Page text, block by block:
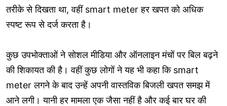
तरीके से दिखता था, वहीं smart meter हर खपत को अधिक
स्पष्ट रूप से दर्ज करता है।
कुछ उपभोक्ताओं ने सोशल मीडिया और ऑनलाइन मंचों पर बिल बढ़ने
की शिकायत की है। वहीं कुछ लोगों ने यह भी कहा कि smart
meter लगने के बाद उन्हें अपनी वास्तविक बिजली खपत समझ में
आने लगी। यानी हर मामला एक जैसा नहीं है और कई बार घर की